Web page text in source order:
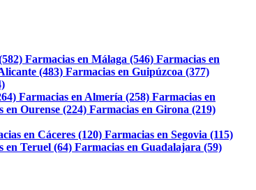
Farmacias en Málaga (546) Farmacias en
(483) Farmacias en Guipúzcoa (377)
Farmacias en Almería (258) Farmacias en
en Ourense (224) Farmacias en Girona (219)
en Cáceres (120) Farmacias en Segovia (115)
en Teruel (64) Farmacias en Guadalajara (59)